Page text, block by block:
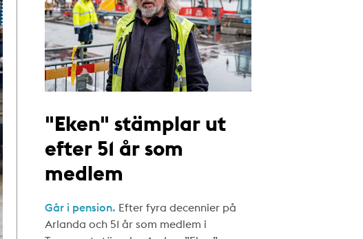
"Eken" stämplar ut
efter 51 år som
medlem
Går i pension. Efter fyra decennier på
Arlanda och 51 år som medlem i